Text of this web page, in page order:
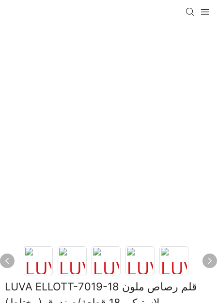
LUVA ELLOTT-7019-18 قلم رصاص ملون